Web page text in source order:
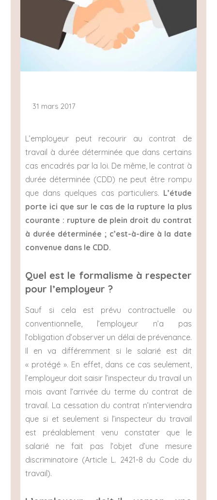
31 mars 2017
L’employeur peut recourir au contrat de
travail à durée déterminée que dans certains
cas encadrés par la loi. De même, le contrat à
durée déterminée (CDD) ne peut être rompu
que dans quelques cas particuliers. L’étude
porte ici que sur le cas de la rupture la plus
courante : rupture de plein droit du contrat
à durée déterminée ; c’est-à-dire à la date
convenue dans le CDD.
Quel est le formalisme à respecter
pour l’employeur ?
Sauf si cela est prévu contractuelle ou
conventionnelle, l’employeur n’a pas
l’obligation d’observer un délai de prévenance.
Il en va différemment si le salarié est dit
« protégé ». En effet, dans ce cas seulement,
l’employeur doit saisir l’inspecteur du travail un
mois avant l’arrivée du terme du contrat de
travail. La cessation du contrat n’interviendra
que si et seulement si l’inspecteur du travail
est préalablement venu constater que le
salarié ne fait pas l’objet d’une mesure
discriminatoire (Article L. 2421-8 du Code du
travail).